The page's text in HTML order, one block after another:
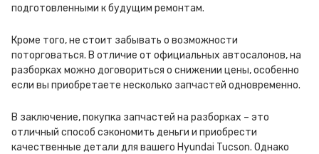
подготовленными к будущим ремонтам.
Кроме того, не стоит забывать о возможности
поторговаться. В отличие от официальных автосалонов, на
разборках можно договориться о снижении цены, особенно
если вы приобретаете несколько запчастей одновременно.
В заключение, покупка запчастей на разборках – это
отличный способ сэкономить деньги и приобрести
качественные детали для вашего Hyundai Tucson. Однако